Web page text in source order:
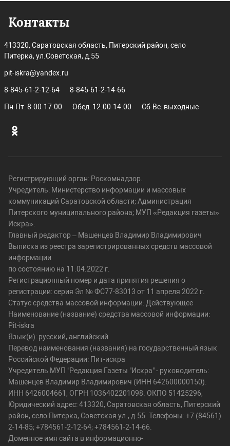
Контакты
413320, Саратовская область, Питерский район, село
Питерка, ул.Советская, д.55
pit-iskra@yandex.ru
8-845-61-2-12-64 8-845-61-2-14-66
Пн-Пт: 8.00-17.00 Обед: 12.00-14.00 Сб-Вс: выходные
Регистрирующий орган: Роскомнадзор.
Учредитель: Министерство информации и массовых
коммуникаций Саратовской области; Администрация
Питерского муниципального района; МУП «Редакция газеты»
Искра».
Главный редактор – Машенцев Владимир Владимирович
Выписка из реестра зарегистрированных средств массовой
информации
по состоянию на 11.04.2022 г.
Регистрационный номер и дата принятия решения о
регистрации: серия Эл № ФС77-83013 от 11 апреля 2022 г.
Статус средства массовой информации: Действующее
Наименование (название) средства массовой информации:
Pit-iskra
Язык(и): русский, английский
Перевод наименования (названия) на государственный язык
Российской Федерации: Пит-искра
Учредитель МУП "Редакция Газеты "Искра" - руководитель:
Машенцев Владимир Владимирович (ИНН 642600000150).
ИНН 6426004661, ОГРН 1036402201098. ОКПО 51425296,
Юридический адрес: 413320, Саратовская область, Питерский
район, село Питерка, Советская ул., д.55. Телефоны: +7 (84561)
2-14-85; +784561-2-12-64; +784561-2-14-66.
Доменное имя сайта в информационно-